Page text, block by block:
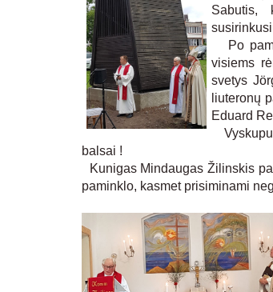
Sabutis,
Po
visiems
svetys
liuteronų
Eduard
balsai !
Kunigas Mindaugas Žilinskis
paminklo, kasmet prisiminami